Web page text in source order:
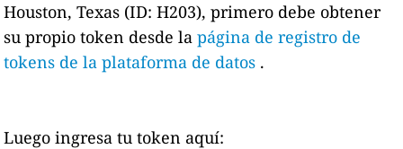
Houston, Texas (ID: H203), primero debe obtener
su propio token desde lapágina de registro de
tokens de la plataforma de datos .
Luego ingresa tu token aquí: